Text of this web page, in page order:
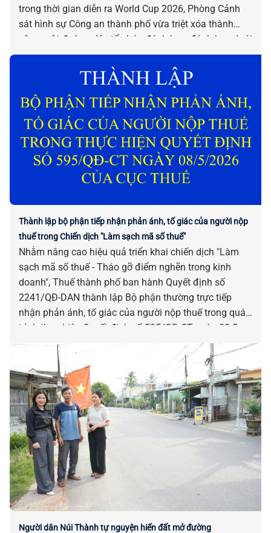
trong thời gian diễn ra World Cup 2026, Phòng Cảnh
sát hình sự Công an thành phố vừa triệt xóa thành
công một đường dây tổ chức đánh bạc, đánh bạc dưới
hình thức cá độ bóng đá trên không gian mạng với
Thành lập bộ phận tiếp nhận phản ánh, tố giác của người nộp
thuế trong Chiến dịch "Làm sạch mã số thuế"
Nhằm nâng cao hiệu quả triển khai chiến dịch "Làm
sạch mã số thuế - Tháo gỡ điểm nghẽn trong kinh
doanh", Thuế thành phố ban hành Quyết định số
2241/QĐ-DAN thành lập Bộ phận thường trực tiếp
nhận phản ánh, tố giác của người nộp thuế trong quá
trình thực hiện Quyết định số 595/QĐ-CT ngày 08-5-
2026 của Cục Thuế.
Người dân Núi Thành tự nguyện hiến đất mở đường